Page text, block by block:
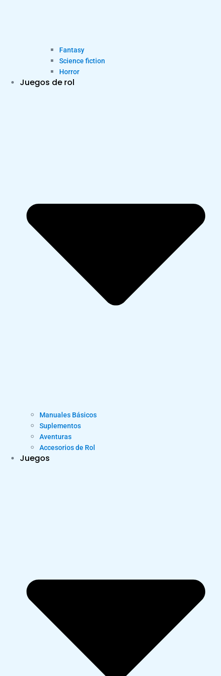
Fantasy
Science fiction
Horror
Juegos de rol
Manuales Básicos
Suplementos
Aventuras
Accesorios de Rol
Juegos